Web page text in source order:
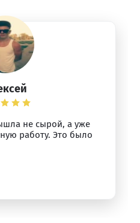
не сырой, а уже
работу. Это было